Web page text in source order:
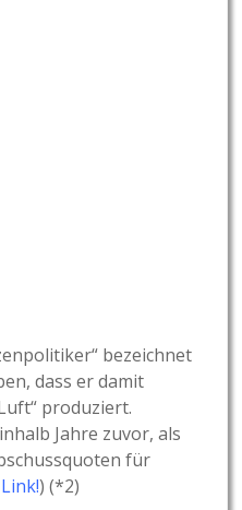
bezeichnet
dass er damit
produziert.
Jahre zuvor, als
für
) (*2)